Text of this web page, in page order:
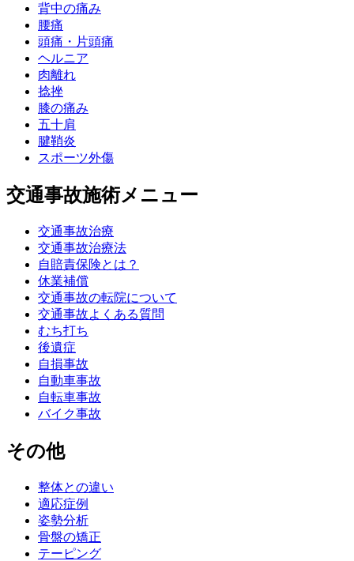
背中の痛み
腰痛
頭痛・片頭痛
ヘルニア
肉離れ
捻挫
膝の痛み
五十肩
腱鞘炎
スポーツ外傷
交通事故施術メニュー
交通事故治療
交通事故治療法
自賠責保険とは？
休業補償
交通事故の転院について
交通事故よくある質問
むち打ち
後遺症
自損事故
自動車事故
自転車事故
バイク事故
その他
整体との違い
適応症例
姿勢分析
骨盤の矯正
テーピング